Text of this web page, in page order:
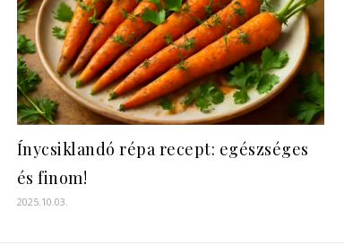
Ínycsiklandó répa recept: egészséges
és finom!
2025.10.03.